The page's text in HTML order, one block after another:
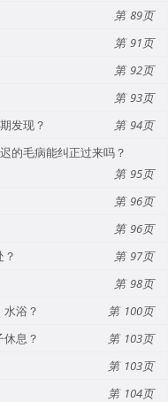
89
91
92
93
发现？
94
的毛病能纠正过来吗？
95
96
96
97
98
浴？
100
息？
103
103
104